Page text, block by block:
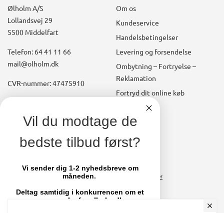
Ølholm A/S
Lollandsvej 29
5500 Middelfart
Telefon: 64 41 11 66
mail@olholm.dk
CVR-nummer: 47475910
Om os
Kundeservice
Handelsbetingelser
Levering og forsendelse
Ombytning – Fortryelse –
Reklamation
Fortryd dit online køb
Konto
Brugerkonto, startside
Stamdata
Fakturaer
square
facebook
Vil du modtage de
bedste tilbud først?
Vi sender dig 1-2 nyhedsbreve om
måneden.
Deltag samtidig i konkurrencen om et
par nye sko fra olholm.dk